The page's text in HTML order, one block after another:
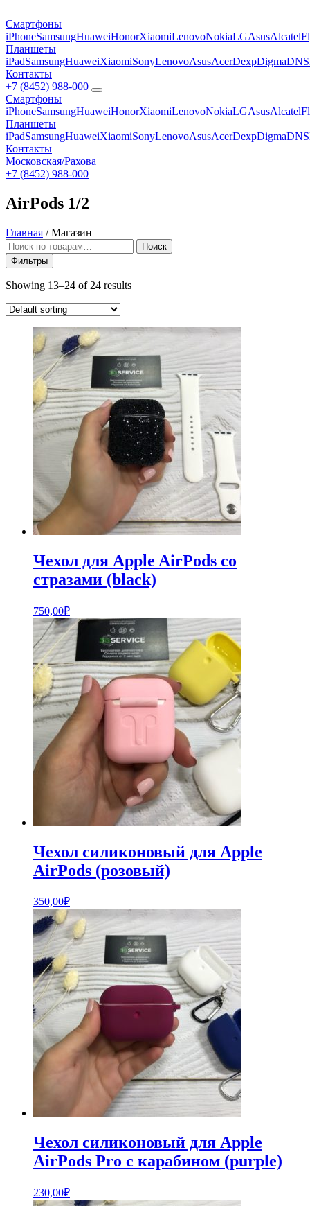
Смартфоны
iPhoneSamsungHuaweiHonorXiaomiLenovoNokiaLGAsusAlcatel
Планшеты
iPadSamsungHuaweiXiaomiSonyLenovoAsusAcerDexpDigmaDNS
Контакты
+7 (8452) 988-000
Смартфоны
iPhoneSamsungHuaweiHonorXiaomiLenovoNokiaLGAsusAlcatel
Планшеты
iPadSamsungHuaweiXiaomiSonyLenovoAsusAcerDexpDigmaDNS
Контакты
Московская/Рахова
+7 (8452) 988-000
AirPods 1/2
Главная / Магазин
Искать:
Поиск
Фильтры
Showing 13–24 of 24 results
Чехол для Apple AirPods со
стразами (black)
750,00₽
Чехол силиконовый для Apple
AirPods (розовый)
350,00₽
Чехол силиконовый для Apple
AirPods Pro с карабином (purple)
230,00₽